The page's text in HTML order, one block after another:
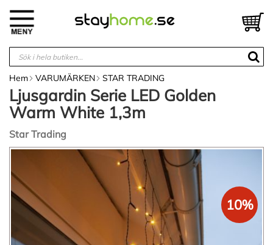
innehållet
Hem VARUMÄRKEN STAR TRADING
Ljusgardin Serie LED Golden
Warm White 1,3m
Star Trading
Hoppa
slutet
av
bildgalleriet
10%